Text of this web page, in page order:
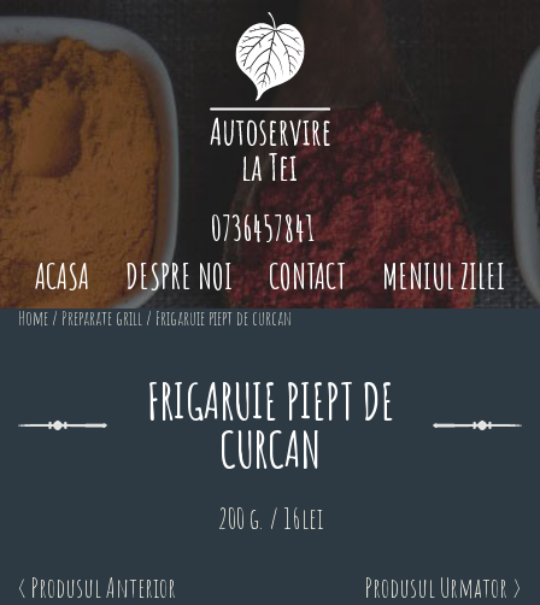
ACASA DESPRE NOI CONTACT MENIUL ZILEI
0736457841
Home / Preparate grill / Frigaruie piept de curcan
FRIGARUIE PIEPT DE
CURCAN
200 g. / 16lei
< Produsul Anterior Produsul Urmator >